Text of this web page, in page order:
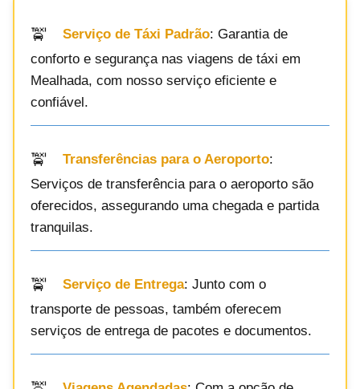
Serviço de Táxi Padrão: Garantia de
conforto e segurança nas viagens de táxi em
Mealhada, com nosso serviço eficiente e
confiável.
Transferências para o Aeroporto:
Serviços de transferência para o aeroporto são
oferecidos, assegurando uma chegada e partida
tranquilas.
Serviço de Entrega: Junto com o
transporte de pessoas, também oferecem
serviços de entrega de pacotes e documentos.